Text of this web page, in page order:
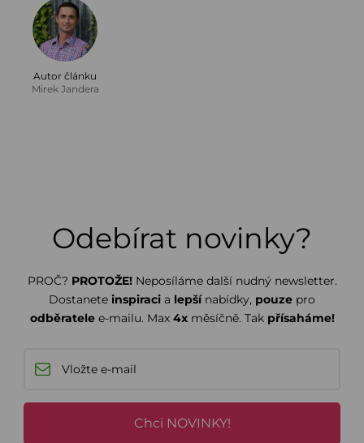
Autor článku
Mirek Jandera
Odebírat novinky?
PROČ? PROTOŽE! Neposíláme další nudný newsletter.
Dostanete inspiraci a lepšínabídky, pouze pro
odběratelee-mailu. Max 4xměsíčně. Tak přísaháme!
Chci NOVINKY!